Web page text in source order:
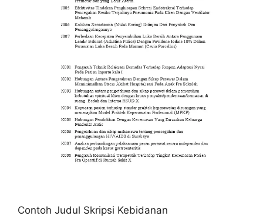
Contoh Judul Skripsi Kebidanan